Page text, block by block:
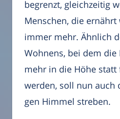
begrenzt, gleichzeitig
Menschen, die ernährt
immer mehr. Ähnlich
Wohnens, bei dem
mehr in die Höhe statt
werden, soll nun auch
gen Himmel streben.